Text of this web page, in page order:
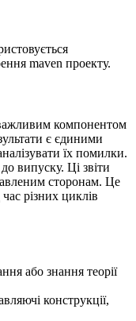
maven проекту.
компонентом
є єдиними
їх помилки.
випуску. Ці звіти
сторонам. Це
різних циклів
або знання теорії
конструкції,